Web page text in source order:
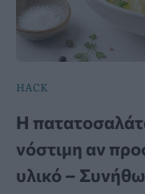
HACK
Η
νόστιμη αν
υλικό –